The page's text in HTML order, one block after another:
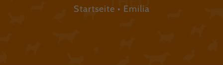
Startseite Emilia